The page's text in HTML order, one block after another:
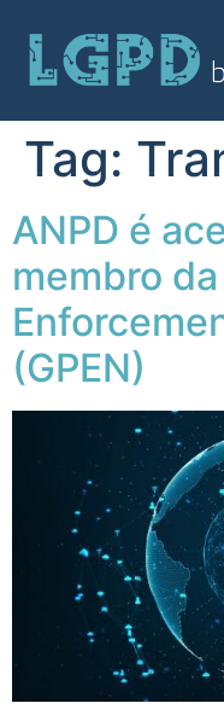
Tag:
ANPD é
membro
(GPEN)